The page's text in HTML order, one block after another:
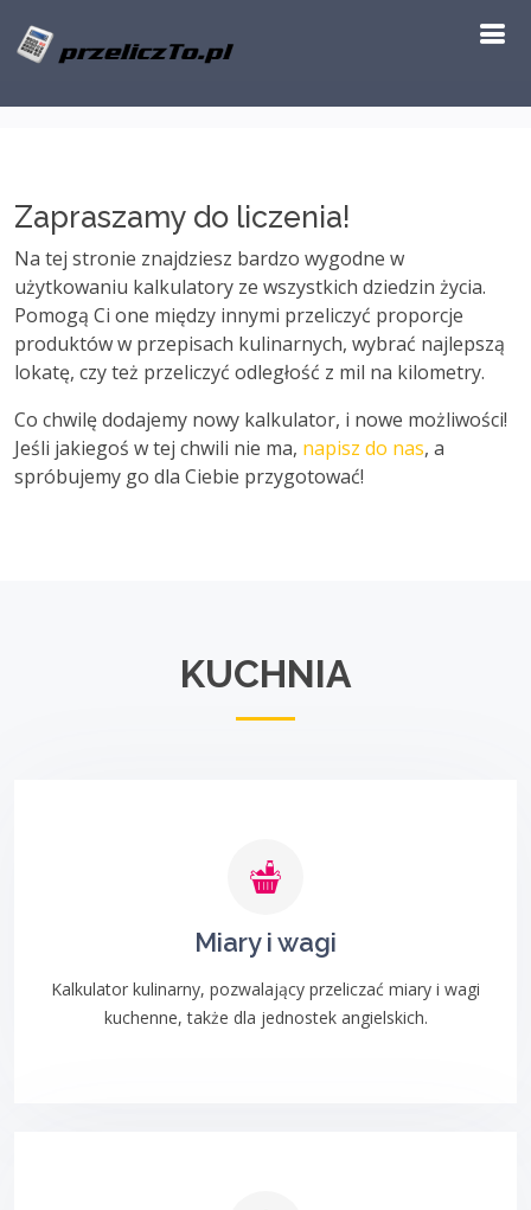
Zapraszamy do liczenia!
Na tej stronie znajdziesz bardzo wygodne w
użytkowaniu kalkulatory ze wszystkich dziedzin życia.
Pomogą Ci one między innymi przeliczyć proporcje
produktów w przepisach kulinarnych, wybrać najlepszą
lokatę, czy też przeliczyć odległość z mil na kilometry.
Co chwilę dodajemy nowy kalkulator, i nowe możliwości!
Jeśli jakiegoś w tej chwili nie ma, napisz do nas, a
spróbujemy go dla Ciebie przygotować!
KUCHNIA
Miary i wagi
Kalkulator kulinarny, pozwalający przeliczać miary i wagi
kuchenne, także dla jednostek angielskich.